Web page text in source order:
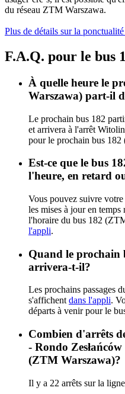
du réseau ZTM Warszawa.
Plus de détails sur la
F.A.Q. pour le bus
À quelle heure le
Warszawa) part-il
Le prochain bus 182
et arrivera à l'arrêt
pour le prochain bus
Est-ce que le bus
l'heure, en retard
Vous pouvez suivre
les mises à jour en temps
l'horaire du bus 182
l'appli.
Quand le prochain
arrivera-t-il?
Les prochains passages
s'affichent dans l'appli.
départs à venir pour le
Combien d'arrêts
- Rondo
(ZTM Warszawa)?
Il y a 22 arrêts sur la